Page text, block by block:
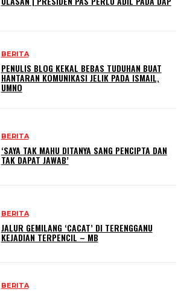
BERITA
PENULIS BLOG KEKAL BEBAS TUDUHAN BUAT
HANTARAN KOMUNIKASI JELIK PADA ISMAIL,
UMNO
BERITA
‘SAYA TAK MAHU DITANYA SANG PENCIPTA DAN
TAK DAPAT JAWAB’
BERITA
JALUR GEMILANG ‘CACAT’ DI TERENGGANU
KEJADIAN TERPENCIL – MB
BERITA